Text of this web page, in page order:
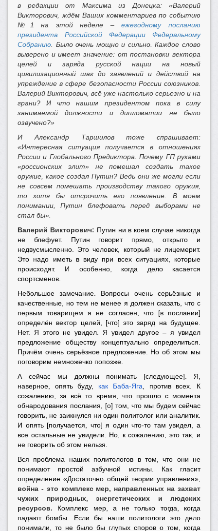
в редакции от Максима из Донецка: «Валерий
Викторович, ждём Ваших комментариев по событию
№1 на этой неделе –
ежегодному посланию
президента Российской Федерации Федеральному
Собранию . Было очень мощно и сильно. Каждое слово
выверено и имеет значение: от постановки вектора
целей и заряда русской нации на новый
цивилизационный шаг до заявлений и действий на
упреждение в сфере безопасности России союзников.
Валерий Викторович, всё уже настолько серьезно и на
грани? И что нашим президентом пока в силу
занимаемой должности и дипломатии не было
озвучено?»
И Александр Таршилов тоже спрашивает:
«Интересная ситуация получается в отношениях
России и Глобального Предиктора. Почему ГП руками
«россионских элит» не помешал создать такое
оружие, какое создал Путин? Ведь они же могли если
не совсем помешать производству такого оружия,
то хотя бы отсрочить его появление. В моем
понимании, Путин блефовать перед выборами не
стал бы».
Валерий Викторович: Путин ни в коем случае никогда
не блефует. Путин говорит прямо, открыто и
недвусмысленно. Это человек, который не лицемерит.
Это надо иметь в виду при всех ситуациях, которые
происходят. И особенно, когда дело касается
спортсменов.
Небольшое замечание. Вопросы очень серьёзные и
качественные, но тем не менее я должен сказать, что с
первым товарищем я не согласен, что [в послании]
определён вектор целей, [что] это заряд на будущее.
Нет. Я этого не увидел. Я увидел другое – я увидел
предложение обществу концептуально определиться.
Причём очень серьёзное предложение. Но об этом мы
поговорим немножечко попозже.
А сейчас мы должны понимать [следующее]. Я,
наверное, опять буду, как Баба-Яга , против всех. К
сожалению, за всё то время, что прошло с момента
обнародования послания, [о] том, что мы будем сейчас
говорить, не заикнулся ни один политолог или аналитик.
И опять [получается, что] я один что-то там увидел, а
все остальные не увидели. Но, к сожалению, это так, и
не говорить об этом нельзя.
Вся проблема наших политологов в том, что они не
понимают простой азбучной истины. Как гласит
определение «Достаточно общей теории управления»,
война - это комплекс мер, направленных на захват
чужих природных, энергетических и людских
ресурсов. Комплекс мер, а не только тогда, когда
падают бомбы. Если бы наши политологи это дело
понимали, то не было бы глупых споров о том, когда